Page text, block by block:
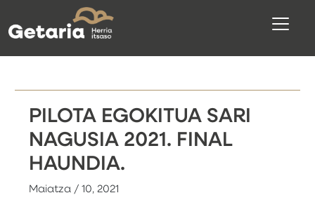
PILOTA EGOKITUA SARI
NAGUSIA 2021. FINAL
HAUNDIA.
Maiatza / 10, 2021